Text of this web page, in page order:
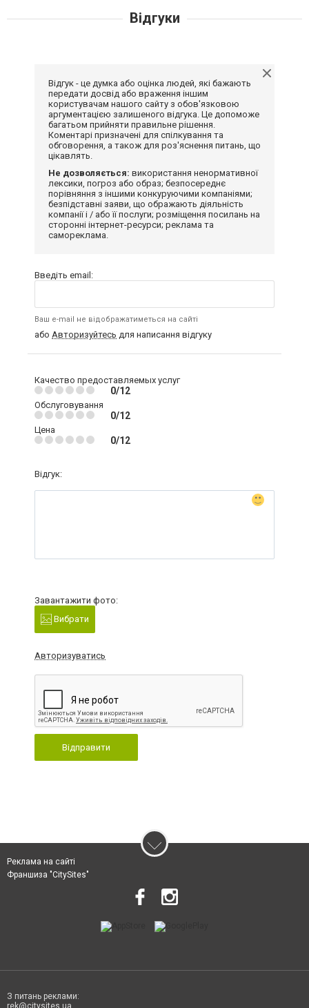
Відгуки
Відгук - це думка або оцінка людей, які бажають
передати досвід або враження іншим
користувачам нашого сайту з обов'язковою
аргументацією залишеного відгука. Це допоможе
багатьом прийняти правильне рішення.
Коментарі призначені для спілкування та
обговорення, а також для роз'яснення питань, що
цікавлять.
Не дозволяється: використання ненормативної
лексики, погроз або образ; безпосереднє
порівняння з іншими конкуруючими компаніями;
безпідставні заяви, що ображають діяльність
компанії і / або її послуги; розміщення посилань на
сторонні інтернет-ресурси; реклама та
самореклама.
Введіть email:
Ваш e-mail не відображатиметься на сайті
або Авторизуйтесь для написання відгуку
Качество предоставляемых услуг
0/12
Обслуговування
0/12
Цена
0/12
Відгук:
Завантажити фото:
Вибрати
Авторизуватись
Відправити
Реклама на сайті
Франшиза "CitySites"
З питань реклами:
rek@citysites.ua